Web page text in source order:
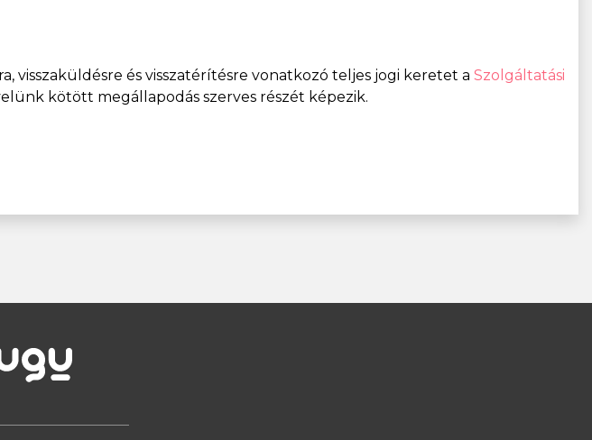
visszaküldésre és visszatérítésre vonatkozó teljes jogi keretet a Szolgáltatási
kötött megállapodás szerves részét képezik.